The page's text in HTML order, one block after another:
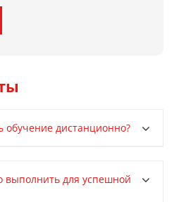
обучение дистанционно?
выполнить для успешной